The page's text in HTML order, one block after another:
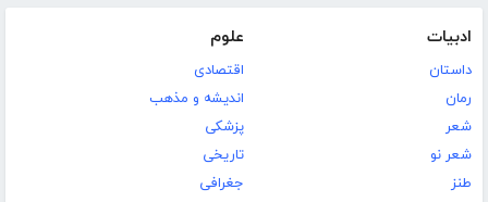
ادبیات
داستان
رمان
شعر
شعر نو
طنز
علوم
اقتصادی
اندیشه و مذهب
پزشکی
تاریخی
جغرافی